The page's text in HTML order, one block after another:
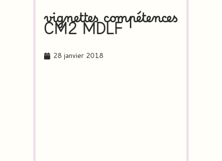
vignettes compétences
CM2 MDLF
28 janvier 2018